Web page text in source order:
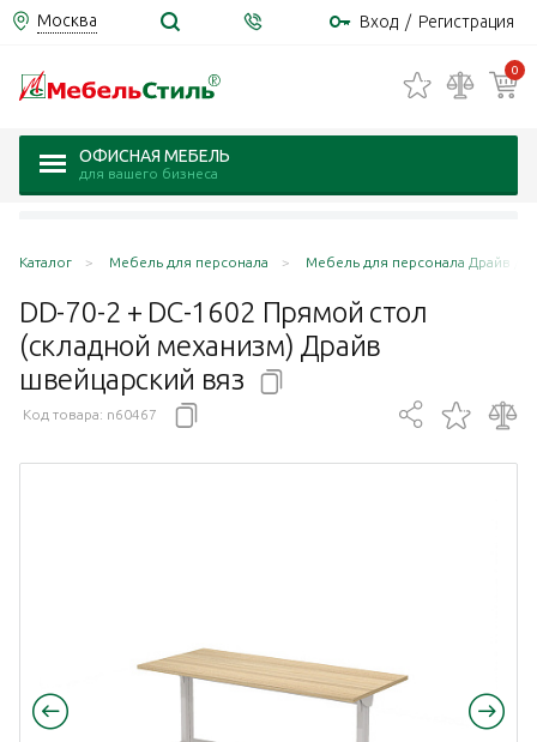
Москва Вход / Регистрация
0
ОФИСНАЯ МЕБЕЛЬ
для вашего бизнеса
Каталог Мебель для персонала Мебель для персонала Драйв /
DD-70-2 + DC-1602 Прямой стол
(складной механизм) Драйв
швейцарский вяз
Код товара: n60467